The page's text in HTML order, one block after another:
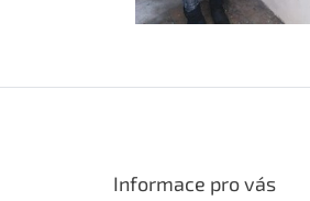
Informace pro vás